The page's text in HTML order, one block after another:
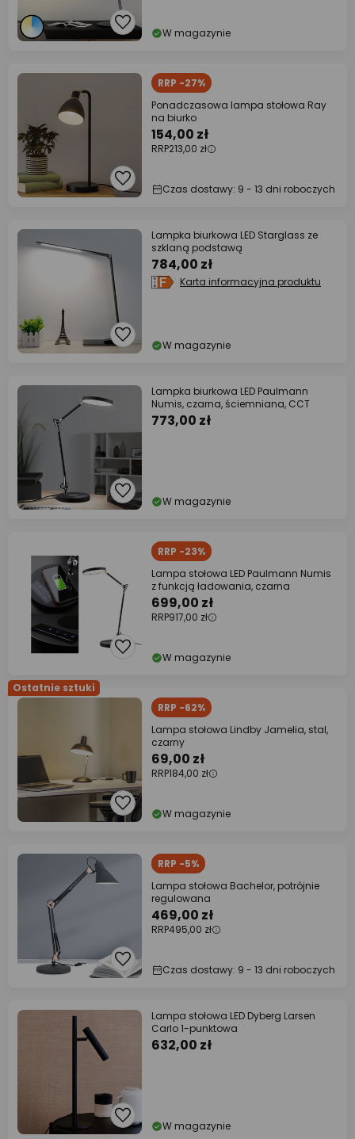
W magazynie
RRP -27%
Ponadczasowa lampa stołowa Ray
na biurko
154,00 zł
RRP213,00 zł
Czas dostawy: 9 - 13 dni roboczych
Lampka biurkowa LED Starglass ze
szklaną podstawą
784,00 zł
Karta informacyjna produktu
W magazynie
Lampka biurkowa LED Paulmann
Numis, czarna, ściemniana, CCT
773,00 zł
W magazynie
RRP -23%
Lampa stołowa LED Paulmann Numis
z funkcją ładowania, czarna
699,00 zł
RRP917,00 zł
W magazynie
Ostatnie sztuki
RRP -62%
Lampa stołowa Lindby Jamelia, stal,
czarny
69,00 zł
RRP184,00 zł
W magazynie
RRP -5%
Lampa stołowa Bachelor, potrójnie
regulowana
469,00 zł
RRP495,00 zł
Czas dostawy: 9 - 13 dni roboczych
Lampa stołowa LED Dyberg Larsen
Carlo 1-punktowa
632,00 zł
W magazynie